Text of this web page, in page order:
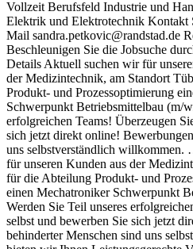
Vollzeit Berufsfeld Industrie und
Elektrik und Elektrotechnik Kontakt
Mail sandra.petkovic@randstad.de
Beschleunigen Sie die Jobsuche
Details Aktuell suchen wir für
der Medizintechnik, am Standort
Produkt- und Prozessoptimierung
Schwerpunkt Betriebsmittelbau (m/
erfolgreichen Teams! Überzeugen
sich jetzt direkt online!
uns selbstverständlich
für unseren Kunden aus der
für die Abteilung Produkt- und
einen Mechatroniker Schwerpunkt
Werden Sie Teil unseres
selbst und bewerben Sie sich jetzt
behinderter Menschen sind uns